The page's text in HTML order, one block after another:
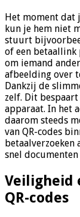
Het moment dat
kun je hem niet
stuurt
of een betaallink
om iemand
afbeelding over
Dankzij de
zelf. Dit
apparaat. In het
daarom steeds
van QR-codes
betaalverzoeken
snel documenten
Veiligheid
QR-codes